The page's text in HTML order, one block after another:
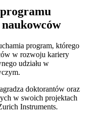
program, którego
w rozwoju kariery
udziału w
doktorantów oraz
w swoich projektach
Instruments.